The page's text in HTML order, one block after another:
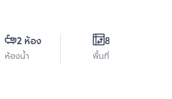
2 ห้อง
ห้องน้ำ
80 ตร.ม.
พื้นที่ใช้สอย